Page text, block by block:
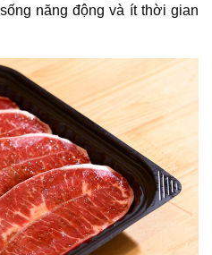
năng động và ít thời gian